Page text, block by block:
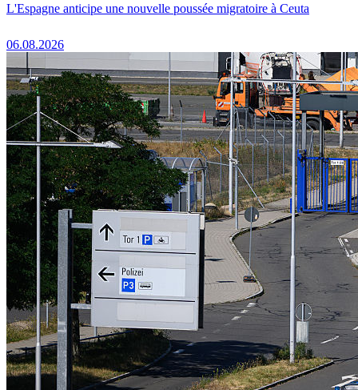
L'Espagne anticipe une nouvelle poussée migratoire à Ceuta
06.08.2026